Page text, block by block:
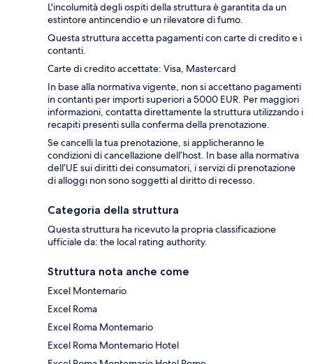
L'incolumità degli ospiti della struttura è garantita da un
estintore antincendio e un rilevatore di fumo.
Questa struttura accetta pagamenti con carte di credito e i
contanti.
Carte di credito accettate: Visa, Mastercard
In base alla normativa vigente, non si accettano pagamenti
in contanti per importi superiori a 5000 EUR. Per maggiori
informazioni, contatta direttamente la struttura utilizzando i
recapiti presenti sulla conferma della prenotazione.
Se cancelli la tua prenotazione, si applicheranno le
condizioni di cancellazione dell’host. In base alla normativa
dell’UE sui diritti dei consumatori, i servizi di prenotazione
di alloggi non sono soggetti al diritto di recesso.
Categoria della struttura
Questa struttura ha ricevuto la propria classificazione
ufficiale da: the local rating authority.
Struttura nota anche come
Excel Montemario
Excel Roma
Excel Roma Montemario
Excel Roma Montemario Hotel